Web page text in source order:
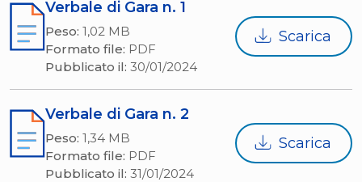
Verbale di Gara n. 1
Peso: 1,02 MB
Formato file: PDF
Pubblicato il: 30/01/2024
Scarica
Verbale di Gara n. 2
Peso: 1,34 MB
Formato file: PDF
Pubblicato il: 31/01/2024
Scarica